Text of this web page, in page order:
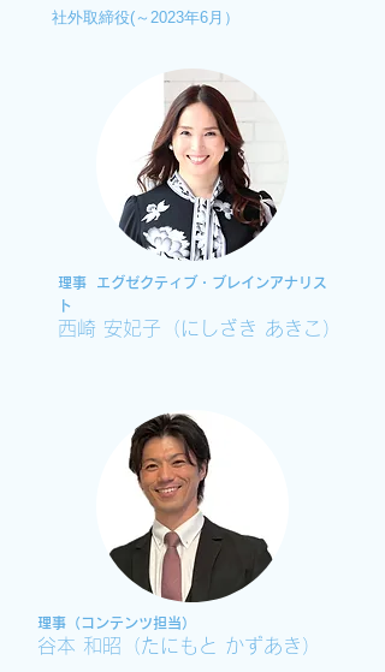
社外取締役(～2023年6月）
理事 エグゼクティブ・ブレインアナリス
ト
西崎 安妃子（にしざき あきこ）
理事（コンテンツ担当）
谷本 和昭（たにもと かずあき）